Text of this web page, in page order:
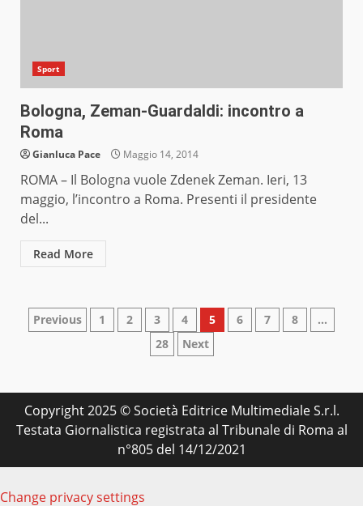
Sport
Bologna, Zeman-Guardaldi: incontro a
Roma
Gianluca Pace Maggio 14, 2014
ROMA – Il Bologna vuole Zdenek Zeman. Ieri, 13
maggio, l’incontro a Roma. Presenti il presidente
del...
Read More
Paginazione
articoli
Previous 1 2 3 4 5 6 7 8
…
28
Next
Copyright 2025 © Società Editrice Multimediale S.r.l.
Testata Giornalistica registrata al Tribunale di Roma al
n°805 del 14/12/2021
Change privacy settings